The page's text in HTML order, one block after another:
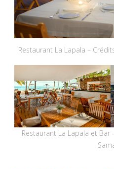
Restaurant La Lapala –
Restaurant La Lapala et